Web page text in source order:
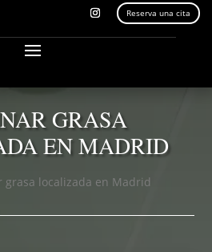
Reserva una cita
GRASA
EN MADRID
grasa localizada en Madrid